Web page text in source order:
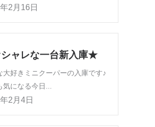
2月16日
ャレな一台新入庫★
大好きミニクーパーの入庫です♪
気になる今日...
2月4日